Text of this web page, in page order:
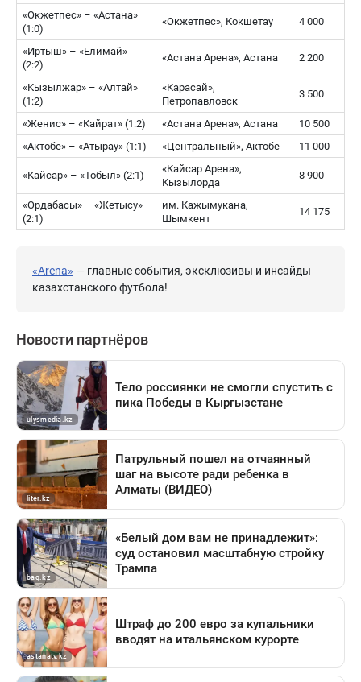
«Окжетпес» – «Астана»
(1:0)
«Окжетпес», Кокшетау 4 000
«Иртыш» – «Елимай»
(2:2)
«Астана Арена», Астана 2 200
«Кызылжар» – «Алтай»
(1:2)
«Карасай»,
Петропавловск
3 500
«Женис» – «Кайрат» (1:2) «Астана Арена», Астана
10 500
«Актобе» – «Атырау» (1:1)
«Центральный», Актобе 11 000
«Кайсар» – «Тобыл» (2:1)
«Кайсар Арена»,
Кызылорда
8 900
«Ордабасы» – «Жетысу»
(2:1)
им. Кажымукана,
Шымкент
14 175
«Arena» — главные события, эксклюзивы и инсайды
казахстанского футбола!